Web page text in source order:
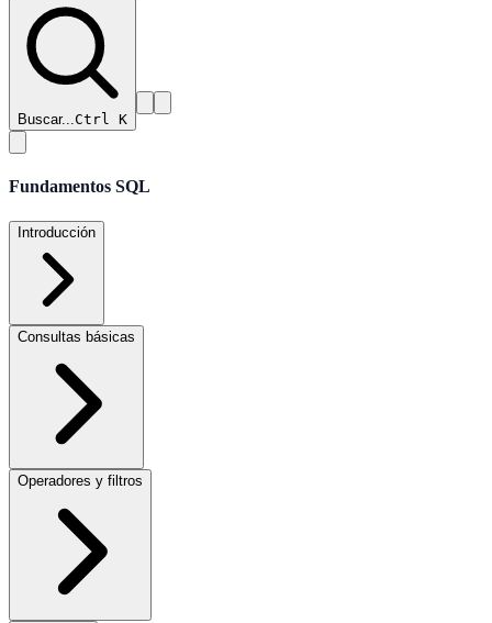
Buscar...Ctrl K
Fundamentos SQL
Introducción
Consultas básicas
Operadores y filtros